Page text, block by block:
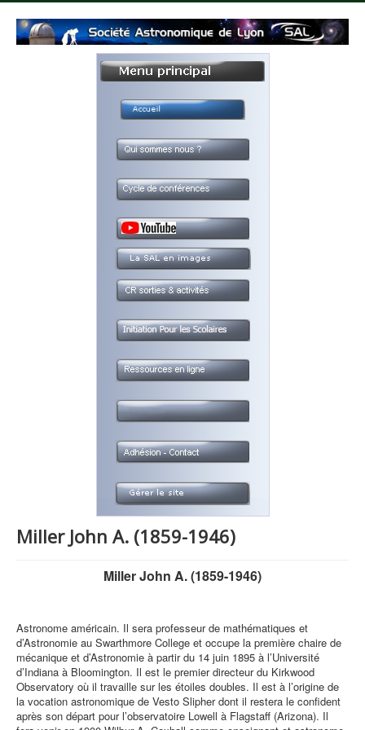
Miller John A. (1859-1946)
Miller John A. (1859-1946)
Astronome américain. Il sera professeur de mathématiques et
d’Astronomie au Swarthmore College et occupe la première chaire de
mécanique et d’Astronomie à partir du 14 juin 1895 à l’Université
d’Indiana à Bloomington. Il est le premier directeur du Kirkwood
Observatory où il travaille sur les étoiles doubles. Il est à l’origine de
la vocation astronomique de Vesto Slipher dont il restera le confident
après son départ pour l’observatoire Lowell à Flagstaff (Arizona). Il